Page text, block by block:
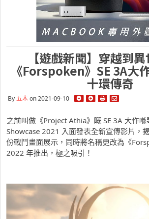
【遊戲新聞】穿越到
《Forspoken》SE 3A大
十環傳奇
By五木on 2021-09-10
之前叫做《Project Athia》嘅 SE 3A 大作
Showcase 2021 入面發表全新宣傳影片，
份戰鬥畫面展示，同時將名稱更改為《
2022 年推出，極之吸引！